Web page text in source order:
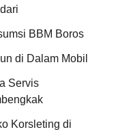
BBM Boros
di Dalam Mobil
Servis
Korsleting di